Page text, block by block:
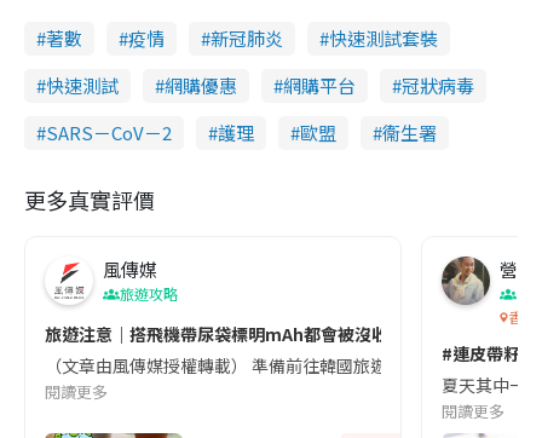
著數 疫情 新冠肺炎
快速測試套裝
快速測試
網購優惠 網購平台
冠狀病毒
SARS－CoV－2
護理 歐盟 衞生署
更多真實評價
風傳媒
旅遊攻略
旅遊注意｜搭飛機帶尿袋標明mAh都會被沒收😱出發前切記檢查
（文章由風傳媒授權轉載） 準備前往韓國旅遊的民眾，近期要
閱讀更多
營養
香港
#連皮帶籽
夏天其中一
閱讀更多